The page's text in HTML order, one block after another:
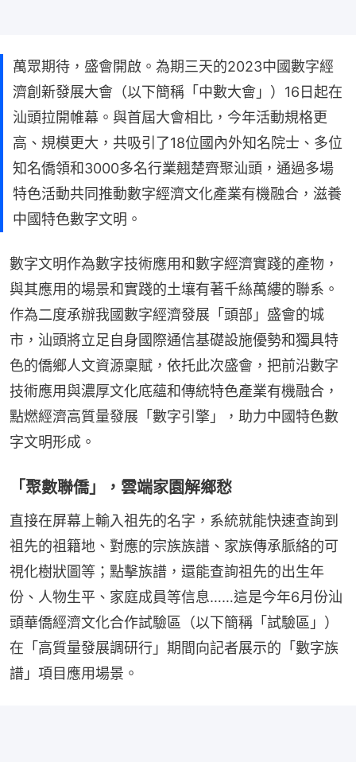
萬眾期待，盛會開啟。為期三天的2023中國數字經
濟創新發展大會（以下簡稱「中數大會」）16日起在
汕頭拉開帷幕。與首屆大會相比，今年活動規格更
高、規模更大，共吸引了18位國內外知名院士、多位
知名僑領和3000多名行業翹楚齊聚汕頭，通過多場
特色活動共同推動數字經濟文化產業有機融合，滋養
中國特色數字文明。
數字文明作為數字技術應用和數字經濟實踐的產物，
與其應用的場景和實踐的土壤有著千絲萬縷的聯系。
作為二度承辦我國數字經濟發展「頭部」盛會的城
市，汕頭將立足自身國際通信基礎設施優勢和獨具特
色的僑鄉人文資源稟賦，依托此次盛會，把前沿數字
技術應用與濃厚文化底蘊和傳統特色產業有機融合，
點燃經濟高質量發展「數字引擎」，助力中國特色數
字文明形成。
「聚數聯僑」，雲端家園解鄉愁
直接在屏幕上輸入祖先的名字，系統就能快速查詢到
祖先的祖籍地、對應的宗族族譜、家族傳承脈絡的可
視化樹狀圖等；點擊族譜，還能查詢祖先的出生年
份、人物生平、家庭成員等信息……這是今年6月份汕
頭華僑經濟文化合作試驗區（以下簡稱「試驗區」）
在「高質量發展調研行」期間向記者展示的「數字族
譜」項目應用場景。